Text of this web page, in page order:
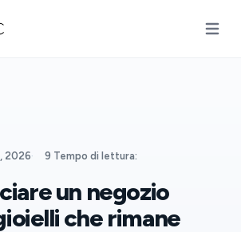
Apri il
2026· 9 Tempo di lettura:
un negozio
che rimane